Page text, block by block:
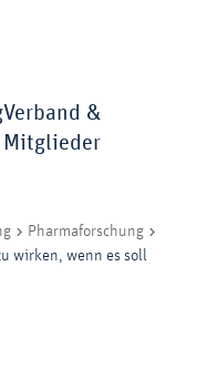
Verband &
Mitglieder
Pharmaforschung
wirken, wenn es soll